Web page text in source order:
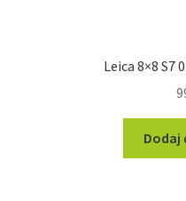
Leica 8×8 S7
Dodaj